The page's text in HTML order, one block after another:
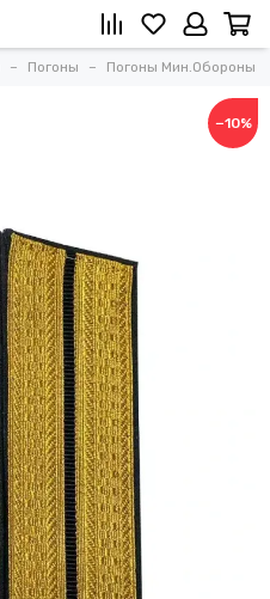
Погоны Погоны Мин.Обороны
−10%